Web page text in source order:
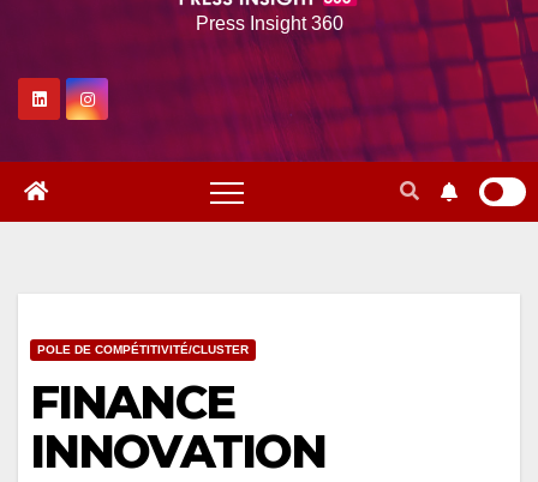
Press Insight 360
POLE DE COMPÉTITIVITÉ/CLUSTER
FINANCE
INNOVATION